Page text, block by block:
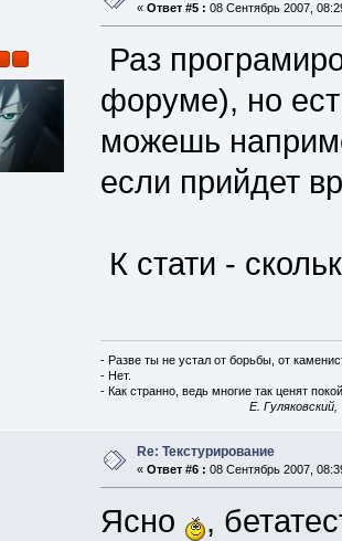
« Ответ #5 : 08 Сентябрь 2007,
Раз
форуме), но
можешь
если прийдет
К стати -
- Разве ты не устал от борьбы, от
- Нет.
- Как странно, ведь многие так ценят
E.
Re: Текстурирование
« Ответ #6 : 08 Сентябрь 2007,
Ясно
,